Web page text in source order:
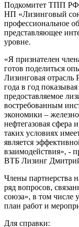
Подкомитет ТПП РФ
НП «Лизинговый
профессиональное
представляющее
уровне.
«Я признателен
готов поделиться
Лизинговая отрасль
года в год
предоставляемое
востребованным
экономики –
нефтегазовая сфера
таких условиях
является
взаимодействия», -
ВТБ Лизинг
Члены партнерства
ряд вопросов,
союза», в том числе
план работ и
Для справки: